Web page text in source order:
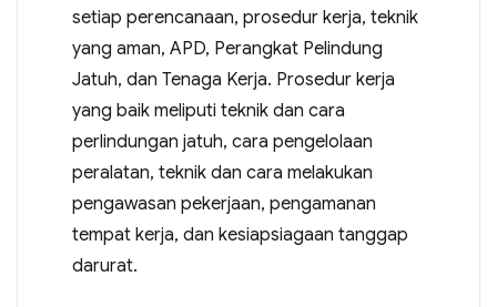
setiap perencanaan, prosedur kerja, teknik
yang aman, APD, Perangkat Pelindung
Jatuh, dan Tenaga Kerja. Prosedur kerja
yang baik meliputi teknik dan cara
perlindungan jatuh, cara pengelolaan
peralatan, teknik dan cara melakukan
pengawasan pekerjaan, pengamanan
tempat kerja, dan kesiapsiagaan tanggap
darurat.